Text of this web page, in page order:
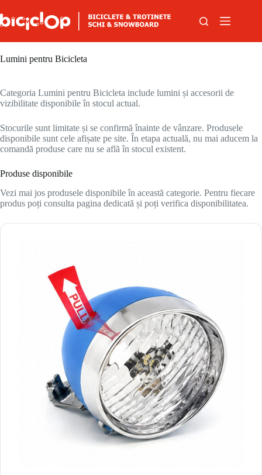
Lumini pentru Bicicleta
Categoria Lumini pentru Bicicleta include lumini și accesorii de
vizibilitate disponibile în stocul actual.
Stocurile sunt limitate și se confirmă înainte de vânzare. Produsele
disponibile sunt cele afișate pe site. În etapa actuală, nu mai aducem la
comandă produse care nu se află în stocul existent.
Produse disponibile
Vezi mai jos produsele disponibile în această categorie. Pentru fiecare
produs poți consulta pagina dedicată și poți verifica disponibilitatea.